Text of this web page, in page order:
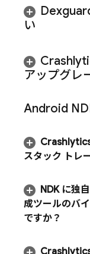
い
アップグレ
Android
スタック トレ
NDK に独
成ツールのバ
ですか？